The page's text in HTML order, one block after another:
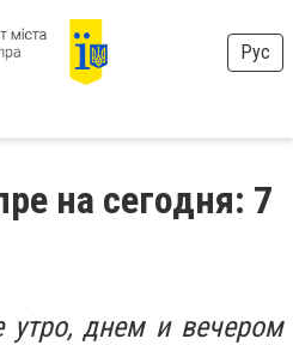
Рус
на сегодня: 7
утро, днем и вечером